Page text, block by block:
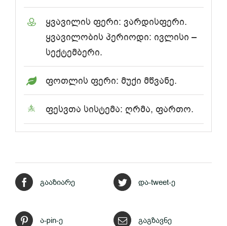
ყვავილის ფერი: ვარდისფერი.
ყვავილობის პერიოდი: ივლისი –
სექტემბერი.
ფოთლის ფერი: მუქი მწვანე.
ფესვთა სისტემა: ღრმა, ფართო.
გააზიარე და-tweet-ე
ა-pin-ე გაგზავნე